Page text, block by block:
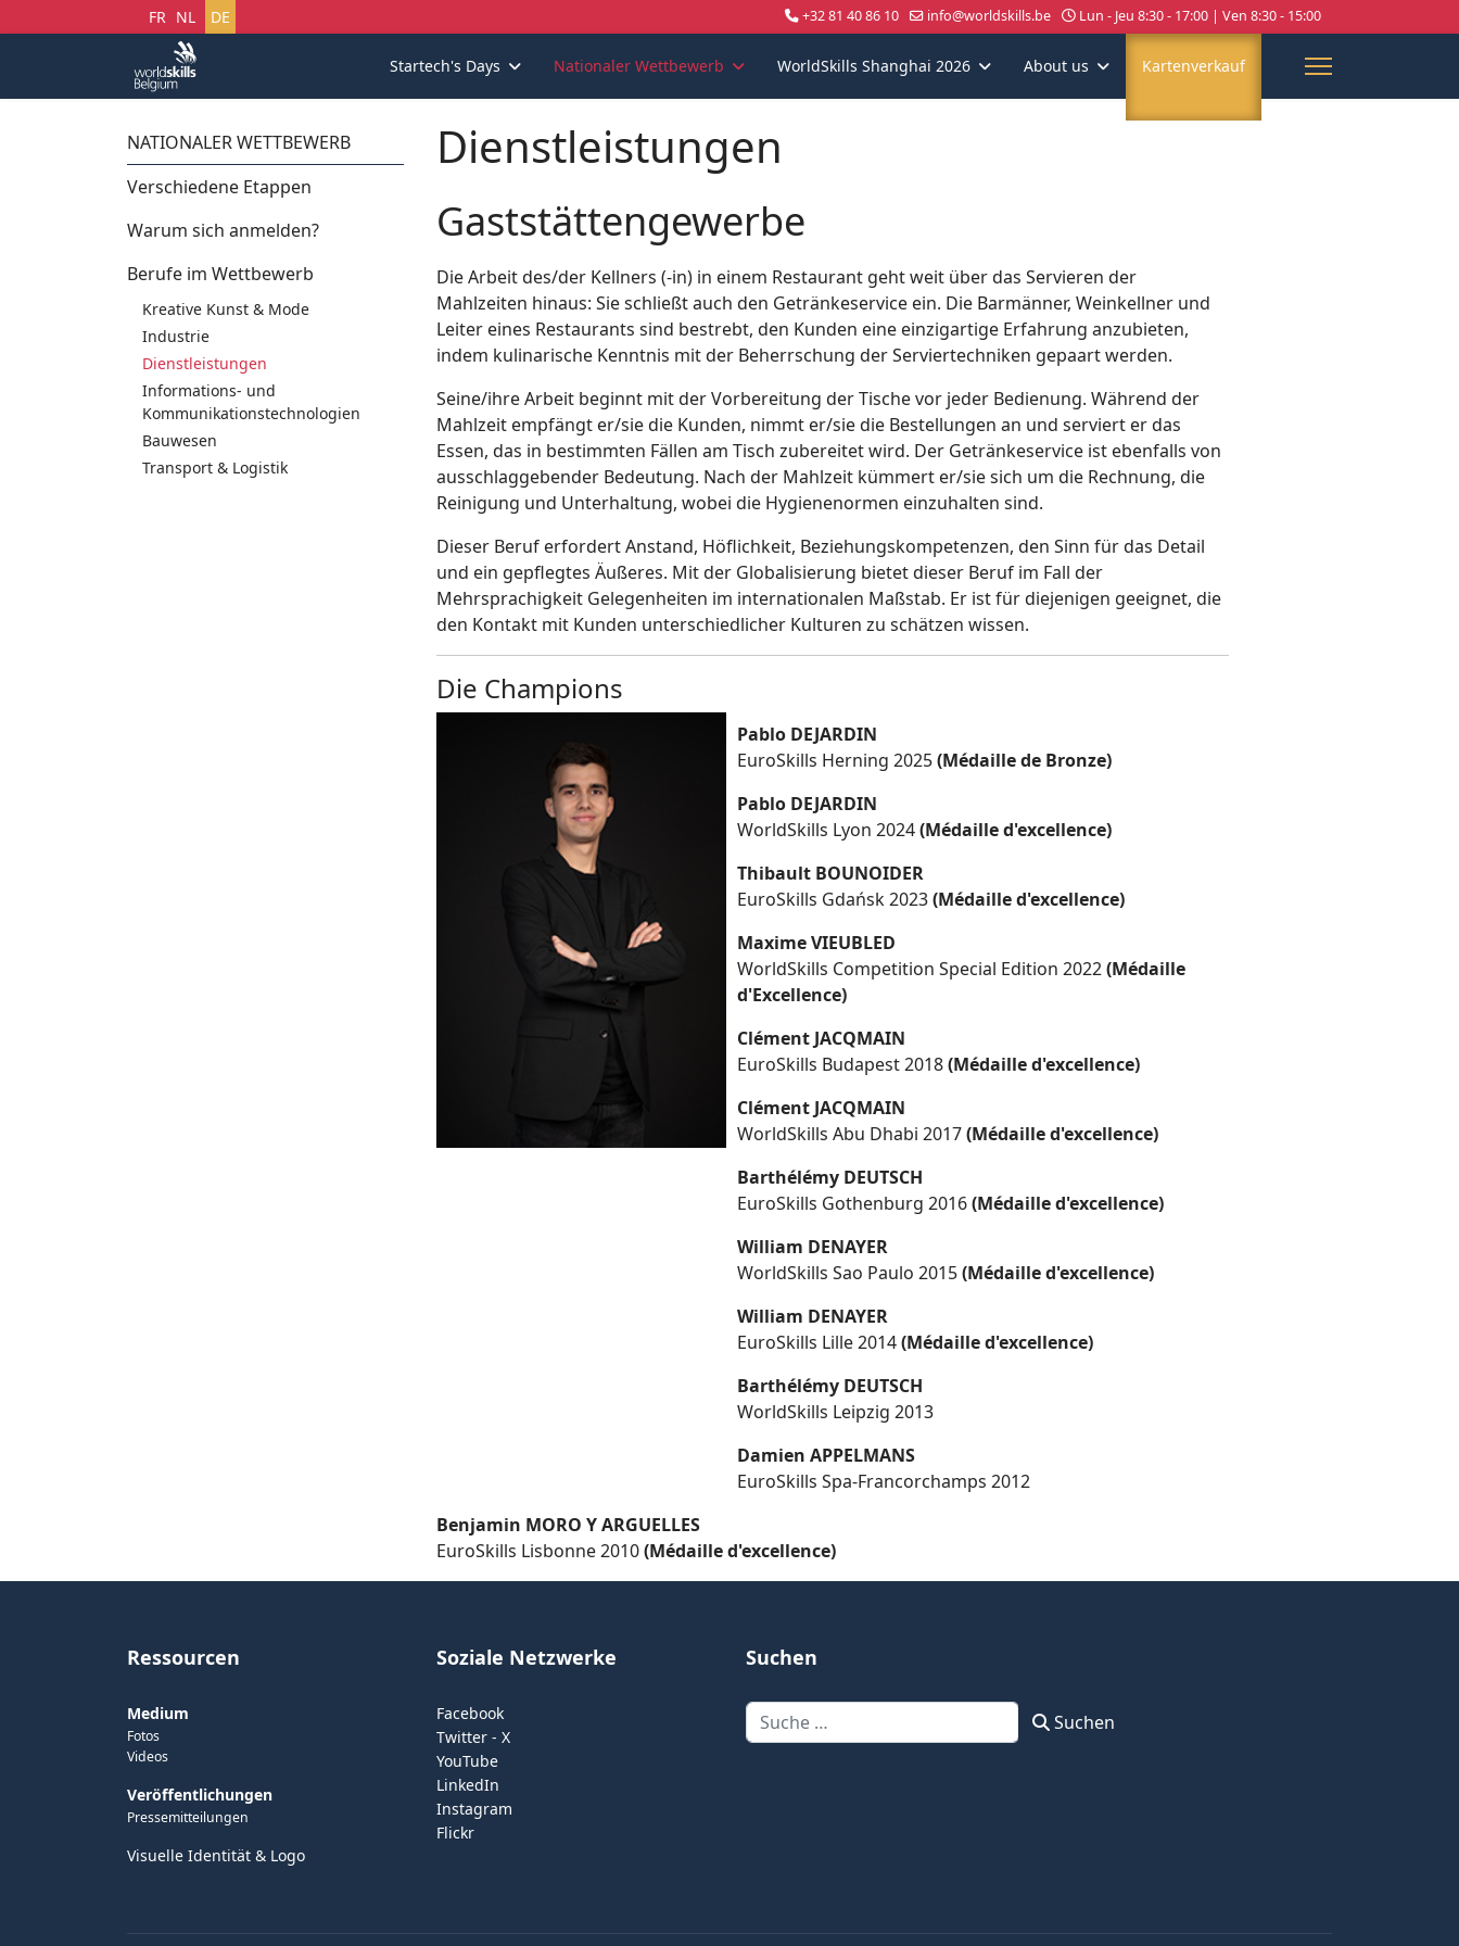
Sprache auswählen
FR NL DE +32 81 40 86 10 info@worldskills.be Lun - Jeu 8:30 - 17:00 | Ven 8:30 - 15:00
Startech's Days Nationaler Wettbewerb WorldSkills Shanghai 2026 About us Kartenverkauf
NATIONALER WETTBEWERB
Verschiedene Etappen
Warum sich anmelden?
Berufe im Wettbewerb
Kreative Kunst & Mode
Industrie
Dienstleistungen
Informations- und
Kommunikationstechnologien
Bauwesen
Transport & Logistik
Dienstleistungen
Gaststättengewerbe
Die Arbeit des/der Kellners (-in) in einem Restaurant geht weit über das Servieren der
Mahlzeiten hinaus: Sie schließt auch den Getränkeservice ein. Die Barmänner, Weinkellner und
Leiter eines Restaurants sind bestrebt, den Kunden eine einzigartige Erfahrung anzubieten,
indem kulinarische Kenntnis mit der Beherrschung der Serviertechniken gepaart werden.
Seine/ihre Arbeit beginnt mit der Vorbereitung der Tische vor jeder Bedienung. Während der
Mahlzeit empfängt er/sie die Kunden, nimmt er/sie die Bestellungen an und serviert er das
Essen, das in bestimmten Fällen am Tisch zubereitet wird. Der Getränkeservice ist ebenfalls von
ausschlaggebender Bedeutung. Nach der Mahlzeit kümmert er/sie sich um die Rechnung, die
Reinigung und Unterhaltung, wobei die Hygienenormen einzuhalten sind.
Dieser Beruf erfordert Anstand, Höflichkeit, Beziehungskompetenzen, den Sinn für das Detail
und ein gepflegtes Äußeres. Mit der Globalisierung bietet dieser Beruf im Fall der
Mehrsprachigkeit Gelegenheiten im internationalen Maßstab. Er ist für diejenigen geeignet, die
den Kontakt mit Kunden unterschiedlicher Kulturen zu schätzen wissen.
Die Champions
Pablo DEJARDIN
EuroSkills Herning 2025(Médaille de Bronze)
Pablo DEJARDIN
WorldSkills Lyon 2024(Médaille d'excellence)
Thibault BOUNOIDER
EuroSkills Gdańsk 2023(Médaille d'excellence)
Maxime VIEUBLED
WorldSkills Competition Special Edition 2022(Médaille
d'Excellence)
Clément JACQMAIN
EuroSkills Budapest 2018(Médaille d'excellence)
Clément JACQMAIN
WorldSkills Abu Dhabi 2017(Médaille d'excellence)
Barthélémy DEUTSCH
EuroSkills Gothenburg 2016(Médaille d'excellence)
William DENAYER
WorldSkills Sao Paulo 2015(Médaille d'excellence)
William DENAYER
EuroSkills Lille 2014(Médaille d'excellence)
Barthélémy DEUTSCH
WorldSkills Leipzig 2013
Damien APPELMANS
EuroSkills Spa-Francorchamps 2012
Benjamin MORO Y ARGUELLES
EuroSkills Lisbonne 2010(Médaille d'excellence)
Ressourcen
Medium
Fotos
Videos
Veröffentlichungen
Pressemitteilungen
Visuelle Identität & Logo
Soziale Netzwerke
Facebook
Twitter - X
YouTube
LinkedIn
Instagram
Flickr
Suchen
Suchen Suchen